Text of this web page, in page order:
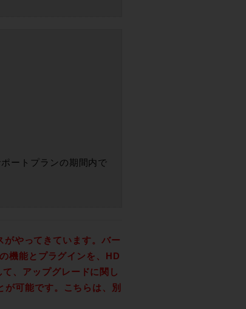
ートプランの期間内で
やってきています。バー
機能とプラグインを、HD
、アップグレードに関し
可能です。こちらは、別